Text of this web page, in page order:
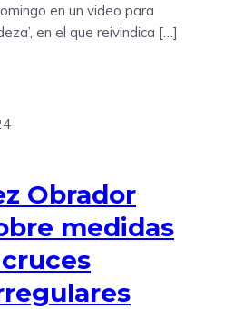
en un video para
en el que reivindica […]
Obrador
medidas